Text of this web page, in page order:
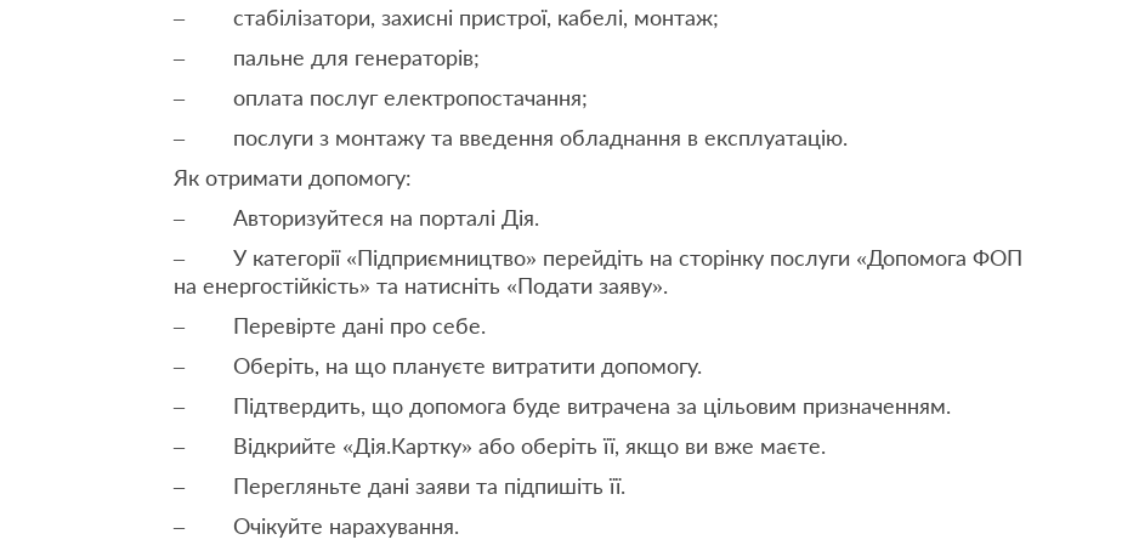
– стабілізатори, захисні пристрої, кабелі, монтаж;
– пальне для генераторів;
– оплата послуг електропостачання;
– послуги з монтажу та введення обладнання в експлуатацію.
Як отримати допомогу:
– Авторизуйтеся на порталі Дія.
– У категорії «Підприємництво» перейдіть на сторінку послуги «Допомога ФОП
на енергостійкість» та натисніть «Подати заяву».
– Перевірте дані про себе.
– Оберіть, на що плануєте витратити допомогу.
– Підтвердить, що допомога буде витрачена за цільовим призначенням.
– Відкрийте «Дія.Картку» або оберіть її, якщо ви вже маєте.
– Перегляньте дані заяви та підпишіть її.
– Очікуйте нарахування.